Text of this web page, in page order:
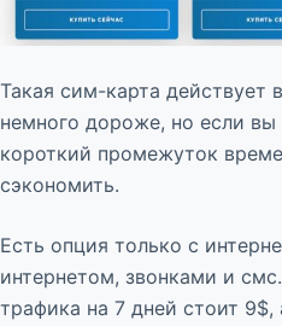
Такая сим-карта действует
немного дороже, но если
короткий промежуток
сэкономить.
Есть опция только с
интернетом, звонками и
трафика на 7 дней стоит